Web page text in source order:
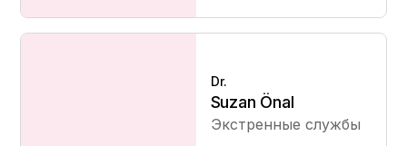
Dr.
Suzan Önal
Экстренные службы